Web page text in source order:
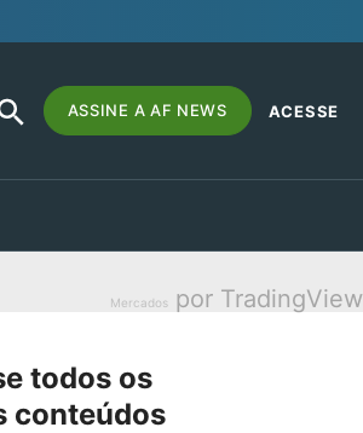
Search
for:
SEARCH
ASSINE A AF NEWS ACESSE
Mercados por TradingView
todos os
conteúdos